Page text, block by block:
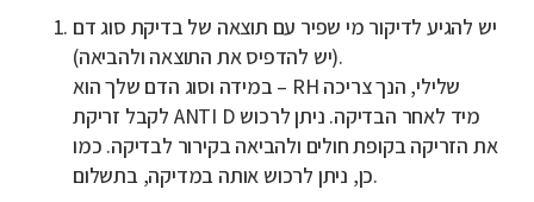
יש להגיע לדיקור מי שפיר עם תוצאה של בדיקת סוג דם
(יש להדפיס את התוצאה ולהביאה).
במידה וסוג הדם שלך הוא – RH שלילי, הנך צריכה
לקבל זריקת ANTI D מיד לאחר הבדיקה. ניתן לרכוש
את הזריקה בקופת חולים ולהביאה בקירור לבדיקה. כמו
כן, ניתן לרכוש אותה במדיקה, בתשלום.